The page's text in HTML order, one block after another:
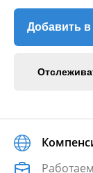
Добавить в
Работаем